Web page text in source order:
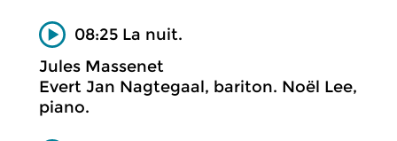
08:25 La nuit.
Jules Massenet
Evert Jan Nagtegaal, bariton. Noël Lee,
piano.